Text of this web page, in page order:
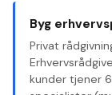
Byg
Privat
kunder tjener